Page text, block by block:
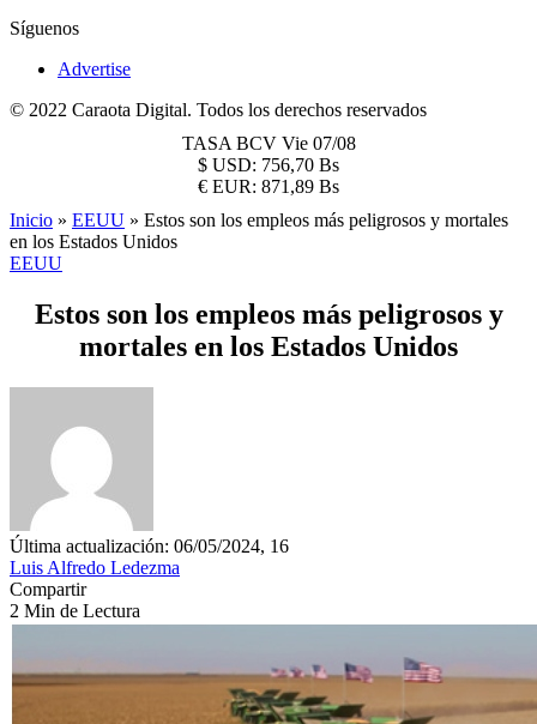
Síguenos
Advertise
© 2022 Caraota Digital. Todos los derechos reservados
TASA BCV Vie 07/08
$ USD: 756,70 Bs
€ EUR: 871,89 Bs
Inicio » EEUU » Estos son los empleos más peligrosos y mortales
en los Estados Unidos
EEUU
Estos son los empleos más peligrosos y
mortales en los Estados Unidos
Última actualización: 06/05/2024, 16
Luis Alfredo Ledezma
Compartir
2 Min de Lectura